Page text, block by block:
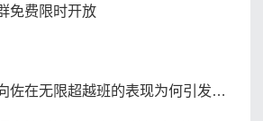
免费限时开放
在无限超越班的表现为何引发热议